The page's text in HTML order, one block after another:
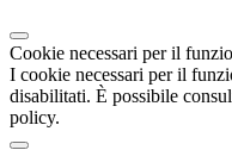
Cookie necessari per il
I cookie necessari per il
disabilitati. È possibile
policy.